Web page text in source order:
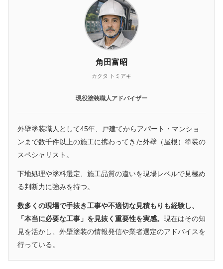
角田富昭
カクタ トミアキ
現役塗装職人アドバイザー
外壁塗装職人として45年、戸建てからアパート・マンショ
ンまで数千件以上の施工に携わってきた外壁（屋根）塗装の
スペシャリスト。
下地処理や塗料選定、施工品質の違いを現場レベルで見極め
る判断力に強みを持つ。
数多くの現場で手抜き工事や不適切な見積もりも経験し、
「本当に必要な工事」を見抜く重要性を実感。 現在はその知
見を活かし、外壁塗装の情報発信や業者選定のアドバイスを
行っている。